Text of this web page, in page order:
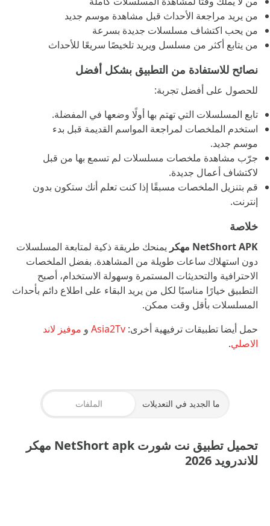
من يريد مراجعة الأحداث قبل مشاهدة موسم جديد
من يحب اكتشاف مسلسلات جديدة بسرعة
من يتابع أكثر من مسلسل ويريد تلخيصًا سريعًا للأحداث
نصائح للاستفادة من التطبيق بشكل أفضل
للحصول على أفضل تجربة:
تابع المسلسلات التي تهتم بها أولًا وضعها في المفضلة.
استخدم الملخصات لمراجعة المواسم القديمة قبل بدء
موسم جديد.
جرّب مشاهدة ملخصات مسلسلات لم تسمع بها من قبل
لاكتشاف أعمال جديدة.
قم بتنزيل الملخصات مسبقًا إذا كنت تعلم أنك ستكون بدون
إنترنت.
خلاصة
NetShort APK مهكر
يمنحك طريقة ذكية لمتابعة المسلسلات
دون استهلاك ساعات طويلة من المشاهدة. بفضل الملخصات
الاحترافية والتحديثات المستمرة وسهولة الاستخدام، أصبح
التطبيق خيارًا مناسبًا لكل من يريد البقاء على اطلاع دائم بأحداث
المسلسلات بأقل وقت ممكن.
حمل أيضا تطبيقات ترفيهية أخرى: Asia2Tv و موفيز لاند
الاصلي.
ما الجديد في التعديلات الملفات
تحميل تطبيق نت شورت NetShort apk مهكر
للاندرويد 2026